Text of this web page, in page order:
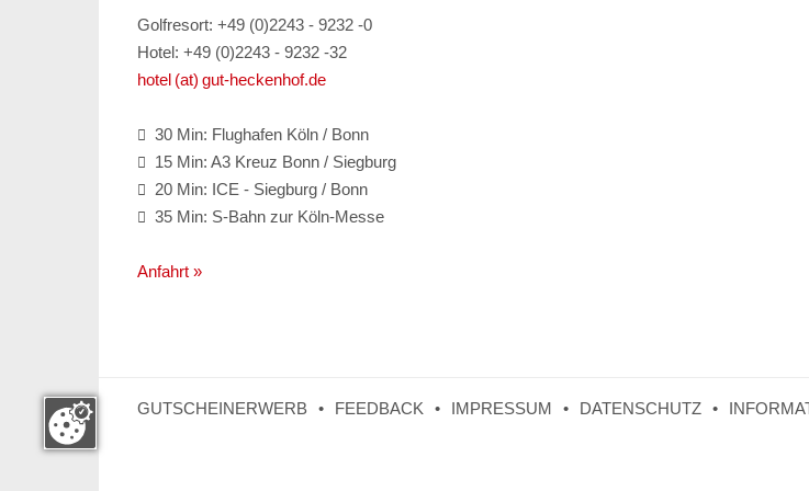
Golfresort: +49 (0)2243 - 9232 -0
Hotel: +49 (0)2243 - 9232 -32
hotel (at) gut-heckenhof.de
 30 Min: Flughafen Köln / Bonn
 15 Min: A3 Kreuz Bonn / Siegburg
 20 Min: ICE - Siegburg / Bonn
 35 Min: S-Bahn zur Köln-Messe
Anfahrt »
GUTSCHEINERWERB FEEDBACK IMPRESSUM DATENSCHUTZ